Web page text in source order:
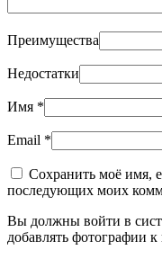
Преимущества
Недостатки
Имя *
Email *
Сохранить моё имя,
последующих моих
Вы должны войти в
добавлять фотографии